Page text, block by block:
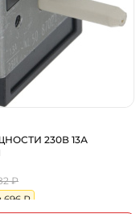
230В 13А
₽
696 ₽